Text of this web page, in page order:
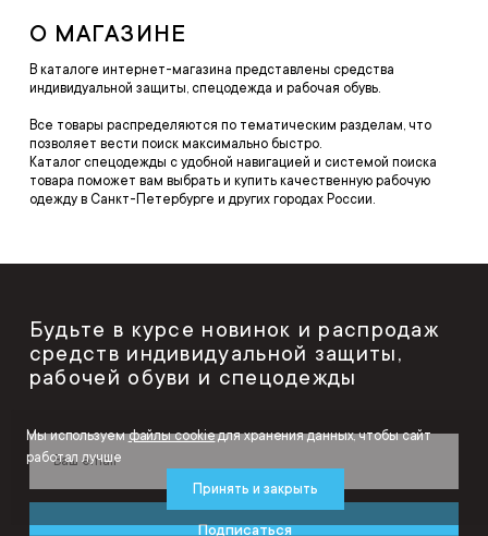
О МАГАЗИНЕ
В каталоге интернет-магазина представлены средства
индивидуальной защиты, спецодежда и рабочая обувь.
Все товары распределяются по тематическим разделам, что
позволяет вести поиск максимально быстро.
Каталог спецодежды с удобной навигацией и системой поиска
товара поможет вам выбрать и купить качественную рабочую
одежду в Санкт-Петербурге и других городах России.
Будьте в курсе новинок и распродаж
средств индивидуальной защиты,
рабочей обуви и спецодежды
Подписаться
Мы используемфайлы cookieдля хранения данных, чтобы сайт
работал лучше
Принять и закрыть